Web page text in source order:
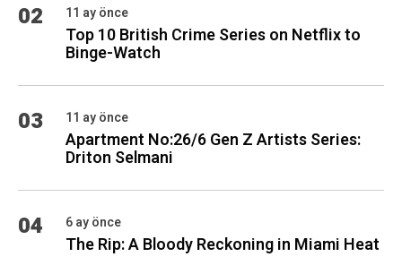
02 11 ay önce
Top 10 British Crime Series on Netflix to
Binge-Watch
03 11 ay önce
Apartment No:26/6 Gen Z Artists Series:
Driton Selmani
04 6 ay önce
The Rip: A Bloody Reckoning in Miami Heat